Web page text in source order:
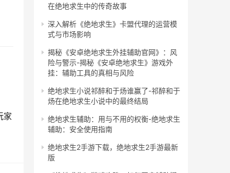
家
在绝地求生中的传奇故事
深入解析《绝地求生》卡盟代理的运营模
式与市场影响
揭秘《安卓绝地求生外挂辅助官网》：风
险与警示-揭秘《安卓绝地求生》游戏外
挂：辅助工具的真相与风险
绝地求生小说祁醉和于炀谁赢了-祁醉和于
炀在绝地求生小说中的最终结局
绝地求生辅助：用与不用的权衡-绝地求生
辅助：安全使用指南
绝地求生2手游下载，绝地求生2手游最新
版